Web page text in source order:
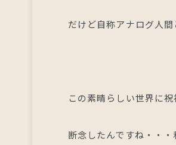
だけど自称アナログ人
この素晴らしい世界に
断念したんですね・・・